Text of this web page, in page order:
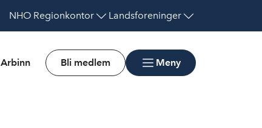
NHO Regionkontor Landsforeninger
Arbinn Bli medlem Meny